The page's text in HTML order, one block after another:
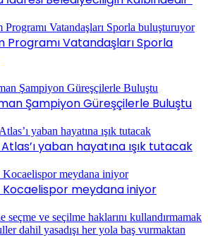
Programı Vatandaşları Sporla
Şampiyon Güreşçilerle Buluştu
yaban hayatına ışık tutacak
meydana iniyor